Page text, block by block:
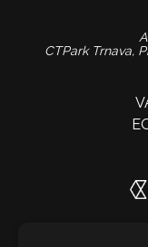
CTPark Trnava,